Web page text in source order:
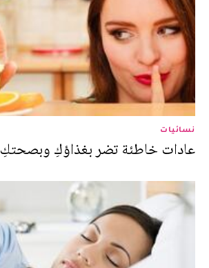
نسائيات
عادات خاطئة تضر بغذاؤكِ وبصحتكِ